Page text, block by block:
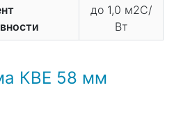
до 1,0 м2С/
Вт
КВЕ 58 мм